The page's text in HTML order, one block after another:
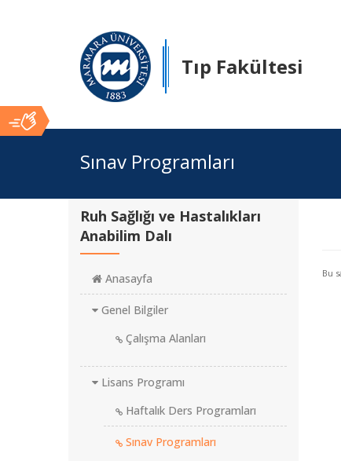
Tıp Fakültesi
İçerik
Sınav Programları
Bu
Ruh Sağlığı ve Hastalıkları
Anabilim Dalı
Anasayfa
Genel Bilgiler
Çalışma Alanları
Lisans Programı
Haftalık Ders Programları
Sınav Programları